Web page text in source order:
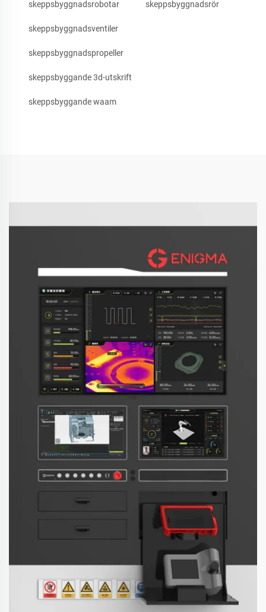
skeppsbyggnadsrobotar skeppsbyggnadsrör
skeppsbyggnadsventiler
skeppsbyggnadspropeller
skeppsbyggande 3d-utskrift
skeppsbyggande waam